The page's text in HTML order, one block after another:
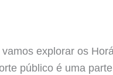
explorar os
público é uma